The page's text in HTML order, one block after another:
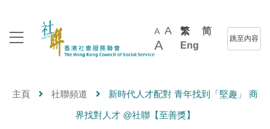
A A
A
繁
简
Eng
跳至內容
主頁 社聯頻道 新時代人才配對 青年找到「堅趣」 商
界找對人才 @社聯【至善獎】